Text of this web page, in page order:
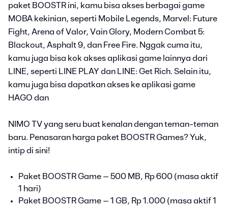
paket BOOSTR ini, kamu bisa akses berbagai game
MOBA kekinian, seperti Mobile Legends, Marvel: Future
Fight, Arena of Valor, Vain Glory, Modern Combat 5:
Blackout, Asphalt 9, dan Free Fire. Nggak cuma itu,
kamu juga bisa kok akses aplikasi game lainnya dari
LINE, seperti LINE PLAY dan LINE: Get Rich. Selain itu,
kamu juga bisa dapatkan akses ke aplikasi game
HAGO dan
NIMO TV yang seru buat kenalan dengan teman-teman
baru. Penasaran harga paket BOOSTR Games? Yuk,
intip di sini!
Paket BOOSTR Game – 500 MB, Rp 600 (masa aktif
1 hari)
Paket BOOSTR Game – 1 GB, Rp 1.000 (masa aktif 1